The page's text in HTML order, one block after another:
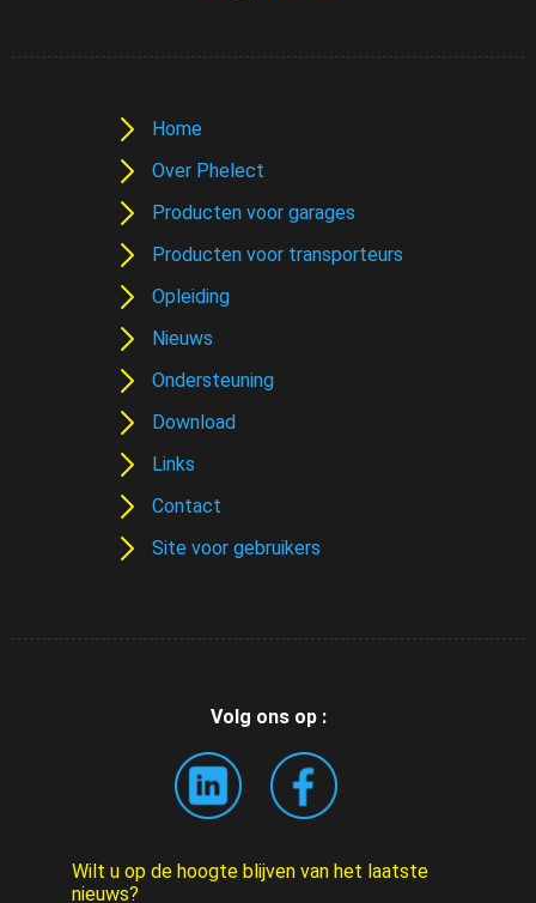
Home
Over Phelect
Producten voor garages
Producten voor transporteurs
Opleiding
Nieuws
Ondersteuning
Download
Links
Contact
Site voor gebruikers
Volg ons op :
Wilt u op de hoogte blijven van het laatste
nieuws?